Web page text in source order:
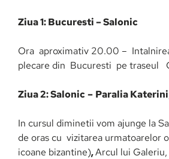
Ziua 1: Bucuresti – Salonic
Ora aproximativ 20.00 –
plecare din Bucuresti pe traseul
Ziua 2: Salonic– Paralia Katerini
In cursul diminetii vom ajunge la
de oras cu vizitarea urmatoarelor
icoane bizantine),Arcul lui